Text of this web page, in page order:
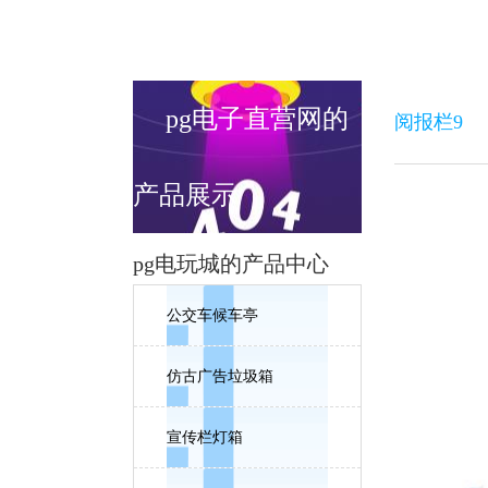
pg电子直营网的
产品展示
pg电玩城的产品中心
公交车候车亭
仿古广告垃圾箱
宣传栏灯箱
阅报栏9